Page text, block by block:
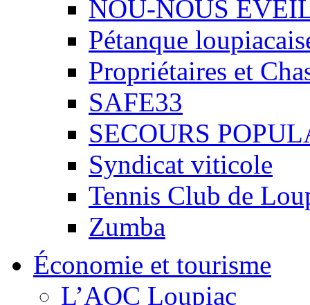
NOU-NOUS
Pétanque
Propriétaires et
SAFE33
SECOURS
Syndicat viticole
Tennis Club de
Zumba
Économie et tourisme
L’AOC Loupiac